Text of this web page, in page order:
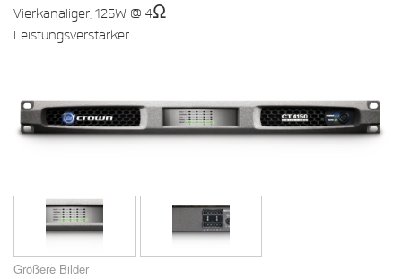
Wo zu kaufen
Unsere Geschichte
Schulungen
Vierkanaliger, 125W @ 4Ω
Leistungsverstärker
Größere Bilder